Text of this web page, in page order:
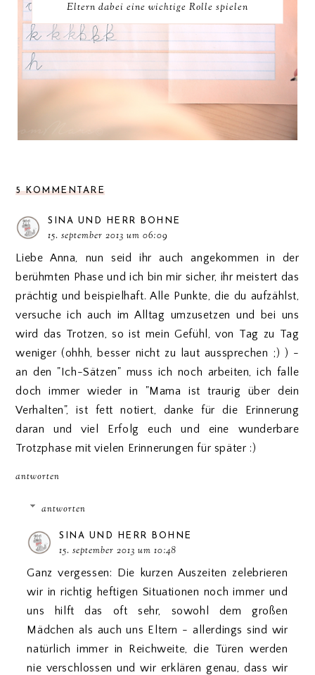
Eltern dabei eine wichtige Rolle spielen
5 KOMMENTARE
SINA UND HERR BOHNE
15. september 2013 um 06:09
Liebe Anna, nun seid ihr auch angekommen in der
berühmten Phase und ich bin mir sicher, ihr meistert das
prächtig und beispielhaft. Alle Punkte, die du aufzählst,
versuche ich auch im Alltag umzusetzen und bei uns
wird das Trotzen, so ist mein Gefühl, von Tag zu Tag
weniger (ohhh, besser nicht zu laut aussprechen ;) ) -
an den "Ich-Sätzen" muss ich noch arbeiten, ich falle
doch immer wieder in "Mama ist traurig über dein
Verhalten", ist fett notiert, danke für die Erinnerung
daran und viel Erfolg euch und eine wunderbare
Trotzphase mit vielen Erinnerungen für später :)
antworten
antworten
SINA UND HERR BOHNE
15. september 2013 um 10:48
Ganz vergessen: Die kurzen Auszeiten zelebrieren
wir in richtig heftigen Situationen noch immer und
uns hilft das oft sehr, sowohl dem großen
Mädchen als auch uns Eltern - allerdings sind wir
natürlich immer in Reichweite, die Türen werden
nie verschlossen und wir erklären genau, dass wir